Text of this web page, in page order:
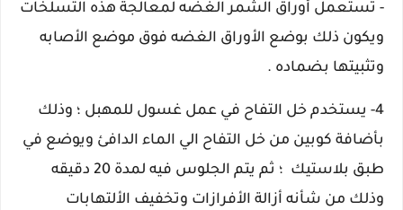
- تستعمل أوراق الشمر الغضه لمعالجة هذه التسلخات
ويكون ذلك بوضع الأوراق الغضه فوق موضع الأصابه
وتثبيتها بضماده .
4- يستخدم خل التفاح في عمل غسول للمهبل ؛ وذلك
بأضافة كوبين من خل التفاح الي الماء الدافئ ويوضع في
طبق بلاستيك ؛ ثم يتم الجلوس فيه لمدة 20 دقيقه
وذلك من شأنه أزالة الأفرازات وتخفيف الألتهابات